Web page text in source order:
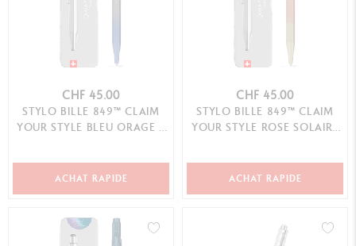
CHF 45.00
STYLO BILLE 849™ CLAIM
YOUR STYLE BLEU ORAGE –
ACHAT RAPIDE
CHF 45.00
STYLO BILLE 849™ CLAIM
YOUR STYLE ROSE SOLAIRE
ACHAT RAPIDE